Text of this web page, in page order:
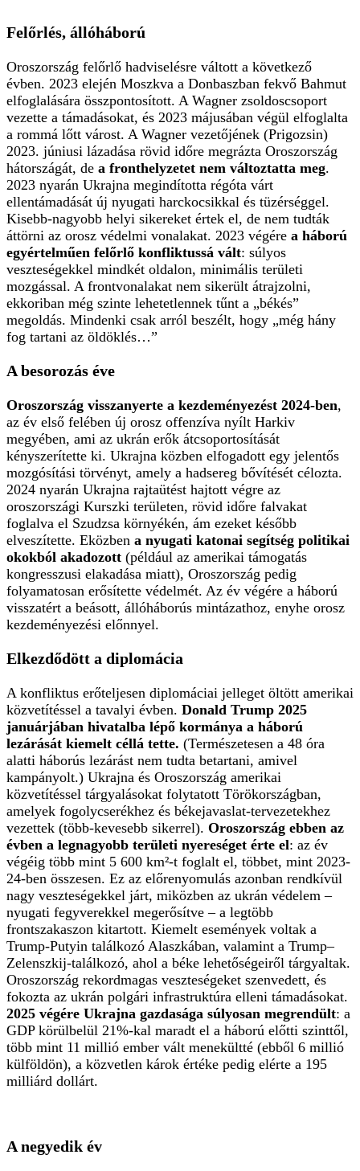
Felőrlés, állóháború
Oroszország felőrlő hadviselésre váltott a következő
évben. 2023 elején Moszkva a Donbaszban fekvő Bahmut
elfoglalására összpontosított. A Wagner zsoldoscsoport
vezette a támadásokat, és 2023 májusában végül elfoglalta
a rommá lőtt várost. A Wagner vezetőjének (Prigozsin)
2023. júniusi lázadása rövid időre megrázta Oroszország
hátországát, de a fronthelyzetet nem változtatta meg.
2023 nyarán Ukrajna megindította régóta várt
ellentámadását új nyugati harckocsikkal és tüzérséggel.
Kisebb-nagyobb helyi sikereket értek el, de nem tudták
áttörni az orosz védelmi vonalakat. 2023 végére a háború
egyértelműen felőrlő konfliktussá vált: súlyos
veszteségekkel mindkét oldalon, minimális területi
mozgással. A frontvonalakat nem sikerült átrajzolni,
ekkoriban még szinte lehetetlennek tűnt a „békés”
megoldás. Mindenki csak arról beszélt, hogy „még hány
fog tartani az öldöklés…”
A besorozás éve
Oroszország visszanyerte a kezdeményezést 2024-ben,
az év első felében új orosz offenzíva nyílt Harkiv
megyében, ami az ukrán erők átcsoportosítását
kényszerítette ki. Ukrajna közben elfogadott egy jelentős
mozgósítási törvényt, amely a hadsereg bővítését célozta.
2024 nyarán Ukrajna rajtaütést hajtott végre az
oroszországi Kurszki területen, rövid időre falvakat
foglalva el Szudzsa környékén, ám ezeket később
elveszítette. Eközben a nyugati katonai segítség politikai
okokból akadozott (például az amerikai támogatás
kongresszusi elakadása miatt), Oroszország pedig
folyamatosan erősítette védelmét. Az év végére a háború
visszatért a beásott, állóháborús mintázathoz, enyhe orosz
kezdeményezési előnnyel.
Elkezdődött a diplomácia
A konfliktus erőteljesen diplomáciai jelleget öltött amerikai
közvetítéssel a tavalyi évben. Donald Trump 2025
januárjában hivatalba lépő kormánya a háború
lezárását kiemelt céllá tette. (Természetesen a 48 óra
alatti háborús lezárást nem tudta betartani, amivel
kampányolt.) Ukrajna és Oroszország amerikai
közvetítéssel tárgyalásokat folytatott Törökországban,
amelyek fogolycserékhez és békejavaslat-tervezetekhez
vezettek (több-kevesebb sikerrel). Oroszország ebben az
évben a legnagyobb területi nyereséget érte el: az év
végéig több mint 5 600 km²-t foglalt el, többet, mint 2023-
24-ben összesen. Ez az előrenyomulás azonban rendkívül
nagy veszteségekkel járt, miközben az ukrán védelem –
nyugati fegyverekkel megerősítve – a legtöbb
frontszakaszon kitartott. Kiemelt események voltak a
Trump-Putyin találkozó Alaszkában, valamint a Trump–
Zelenszkij-találkozó, ahol a béke lehetőségeiről tárgyaltak.
Oroszország rekordmagas veszteségeket szenvedett, és
fokozta az ukrán polgári infrastruktúra elleni támadásokat.
2025 végére Ukrajna gazdasága súlyosan megrendült: a
GDP körülbelül 21%-kal maradt el a háború előtti szinttől,
több mint 11 millió ember vált menekültté (ebből 6 millió
külföldön), a közvetlen károk értéke pedig elérte a 195
milliárd dollárt.
A negyedik év